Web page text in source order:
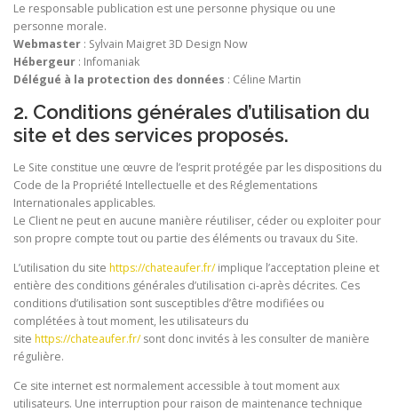
Le responsable publication est une personne physique ou une
personne morale.
Webmaster : Sylvain Maigret 3D Design Now
Hébergeur : Infomaniak
Délégué à la protection des données : Céline Martin
2. Conditions générales d’utilisation du
site et des services proposés.
Le Site constitue une œuvre de l’esprit protégée par les dispositions du
Code de la Propriété Intellectuelle et des Réglementations
Internationales applicables.
Le Client ne peut en aucune manière réutiliser, céder ou exploiter pour
son propre compte tout ou partie des éléments ou travaux du Site.
L’utilisation du site https://chateaufer.fr/implique l’acceptation pleine et
entière des conditions générales d’utilisation ci-après décrites. Ces
conditions d’utilisation sont susceptibles d’être modifiées ou
complétées à tout moment, les utilisateurs du
site https://chateaufer.fr/sont donc invités à les consulter de manière
régulière.
Ce site internet est normalement accessible à tout moment aux
utilisateurs. Une interruption pour raison de maintenance technique